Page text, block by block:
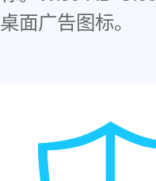
桌面广告图标。